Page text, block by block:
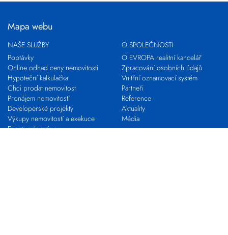
Mapa webu
NAŠE SLUŽBY
Poptávky
Online odhad ceny nemovitosti
Hypoteční kalkulačka
Chci prodat nemovitost
Pronájem nemovitostí
Developerské projekty
Výkupy nemovitostí a exekuce
Expats relocation
O SPOLEČNOSTI
O EVROPA realitní kancelář
Zpracování osobních údajů
Vnitřní oznamovací systém
Partneři
Reference
Aktuality
Média